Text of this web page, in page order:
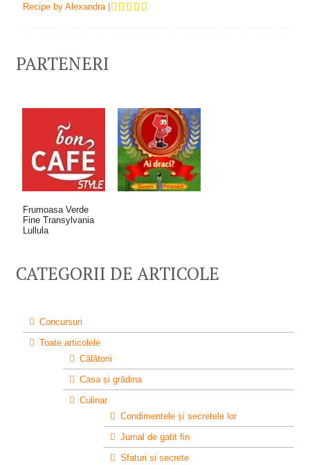
Recipe by Alexandra|
PARTENERI
Frumoasa Verde
Fine Transylvania
Lullula
CATEGORII DE ARTICOLE
Concursuri
Toate articolele
Călătorii
Casa și grădina
Culinar
Condimentele și secretele lor
Jurnal de gatit fin
Sfaturi si secrete